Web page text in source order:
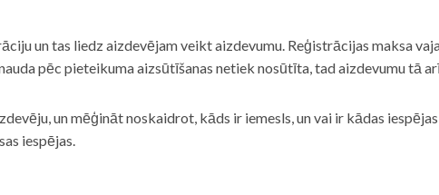
un tas liedz aizdevējam veikt aizdevumu. Reģistrācijas maksa
pēc pieteikuma aizsūtīšanas netiek nosūtīta, tad aizdevumu tā
un mēģināt noskaidrot, kāds ir iemesls, un vai ir kādas
iespējas.